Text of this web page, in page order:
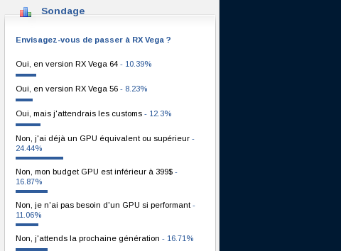
Sondage
Envisagez-vous de passer à RX Vega ?
Oui, en version RX Vega 64 - 10.39%
Oui, en version RX Vega 56 - 8.23%
Oui, mais j'attendrais les customs - 12.3%
Non, j'ai déjà un GPU équivalent ou supérieur -
24.44%
Non, mon budget GPU est inférieur à 399$ -
16.87%
Non, je n'ai pas besoin d'un GPU si performant -
11.06%
Non, j'attends la prochaine génération - 16.71%